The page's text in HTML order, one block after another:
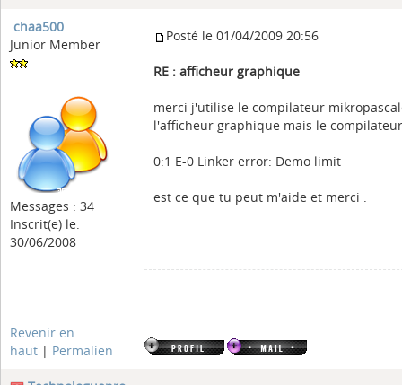
chaa500
Junior Member
Messages : 34
Inscrit(e) le:
30/06/2008
Posté le 01/04/2009 20:56
RE : afficheur graphique
merci j'utilise le compilateur
l'afficheur graphique mais le
0:1 E-0 Linker error: Demo limit
est ce que tu peut m'aide et merci .
Revenir en
haut | Permalien